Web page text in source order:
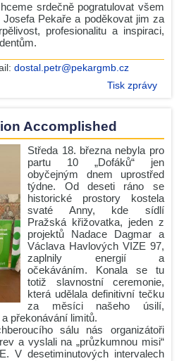
srdečně pogratulovat všem
Pekaře a poděkovat jim za
profesionalitu a inspiraci,
dostal.petr@pekargmb.cz
Tisk zprávy
Accomplished
Středa 18. března nebyla pro
partu 10 „Dofáků“ jen
obyčejným dnem uprostřed
týdne. Od deseti ráno se
historické prostory kostela
svaté Anny, kde sídlí
Pražská křižovatka, jeden z
projektů Nadace Dagmar a
Václava Havlových VIZE 97,
zaplnily energií a
očekáváním. Konala se tu
totiž slavnostní ceremonie,
která udělala definitivní tečku
za měsíci našeho úsilí,
překonávání limitů.
sálu nás organizátoři
a vyslali na „průzkumnou misi“
V desetiminutových intervalech